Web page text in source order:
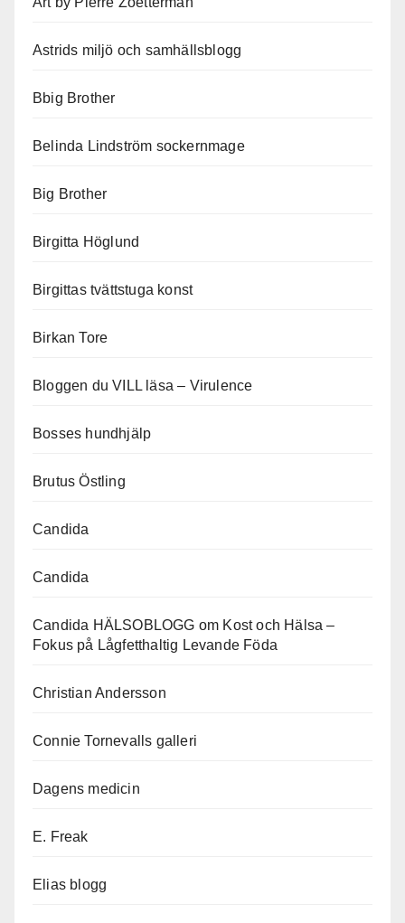
Astrids miljö och samhällsblogg
Bbig Brother
Belinda Lindström sockernmage
Big Brother
Birgitta Höglund
Birgittas tvättstuga konst
Birkan Tore
Bloggen du VILL läsa – Virulence
Bosses hundhjälp
Brutus Östling
Candida
Candida
Candida HÄLSOBLOGG om Kost och Hälsa –
Fokus på Lågfetthaltig Levande Föda
Christian Andersson
Connie Tornevalls galleri
Dagens medicin
E. Freak
Elias blogg